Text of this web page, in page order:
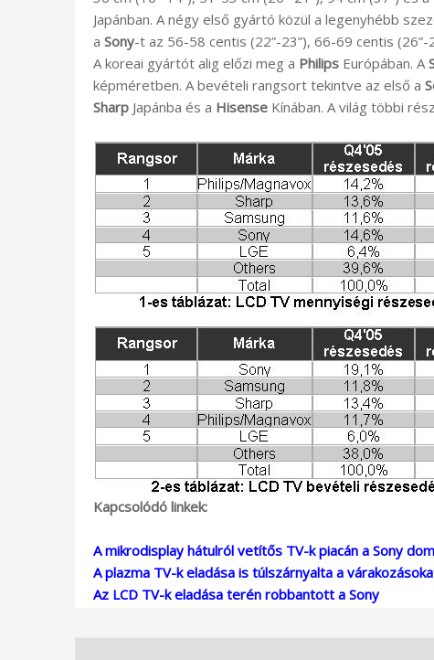
Japánban. A négy első gyártó közül a legenyhébb
a Sony-t az 56-58 centis (22”-23”), 66-69 centis
A koreai gyártót alig előzi meg a Philips Európában. A
képméretben. A bevételi rangsort tekintve az első a
Sharp Japánba és a Hisense Kínában. A világ többi
Kapcsolódó linkek:
A mikrodisplay hátulról vetítős TV-k piacán a Sony
A plazma TV-k eladása is túlszárnyalta a
Az LCD TV-k eladása terén robbantott a Sony